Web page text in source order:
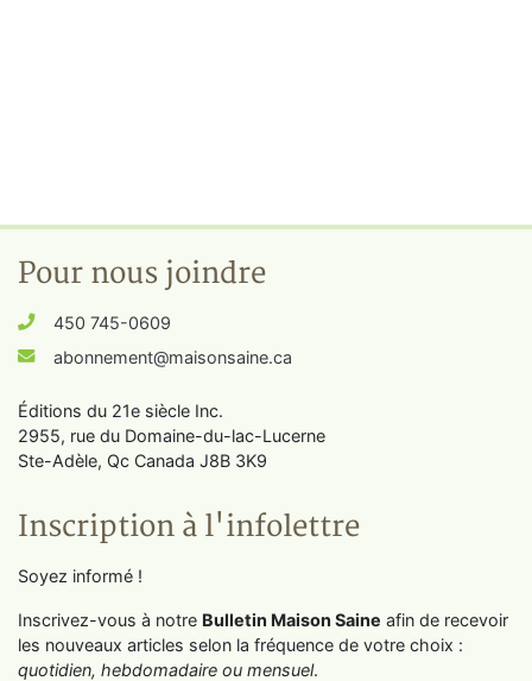
Pour nous joindre
450 745-0609
abonnement@maisonsaine.ca
Éditions du 21e siècle Inc.
2955, rue du Domaine-du-lac-Lucerne
Ste-Adèle, Qc Canada J8B 3K9
Inscription à l'infolettre
Soyez informé !
Inscrivez-vous à notre Bulletin Maison Saine afin de recevoir
les nouveaux articles selon la fréquence de votre choix :
quotidien, hebdomadaire ou mensuel.